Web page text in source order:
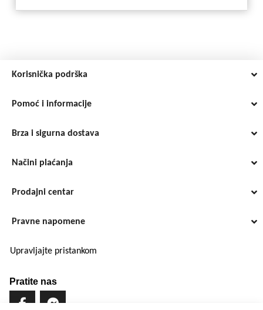
Korisnička podrška
Pomoć i informacije
Brza i sigurna dostava
Načini plaćanja
Prodajni centar
Pravne napomene
Upravljajte pristankom
Pratite nas